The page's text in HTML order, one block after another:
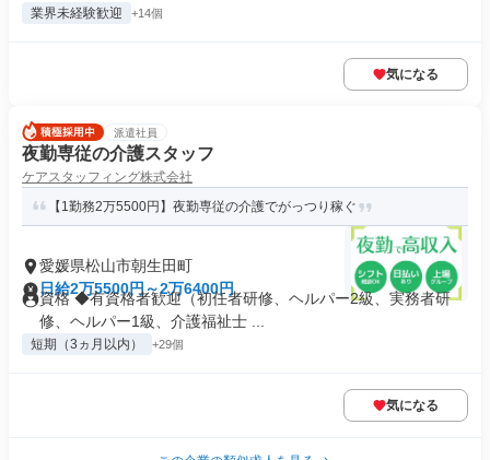
業界未経験歓迎 +14個
気になる
派遣社員
夜勤専従の介護スタッフ
ケアスタッフィング株式会社
【1勤務2万5500円】夜勤専従の介護でがっつり稼ぐ
愛媛県松山市朝生田町
日給2万5500円～2万6400円
資格 ◆有資格者歓迎（初任者研修、ヘルパー2級、実務者研
修、ヘルパー1級、介護福祉士 ...
短期（3ヵ月以内） +29個
気になる